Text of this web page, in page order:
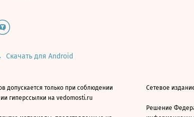
Скачать для Android
допускается только при соблюдении
гиперссылки на vedomosti.ru
Сетевое
Решение